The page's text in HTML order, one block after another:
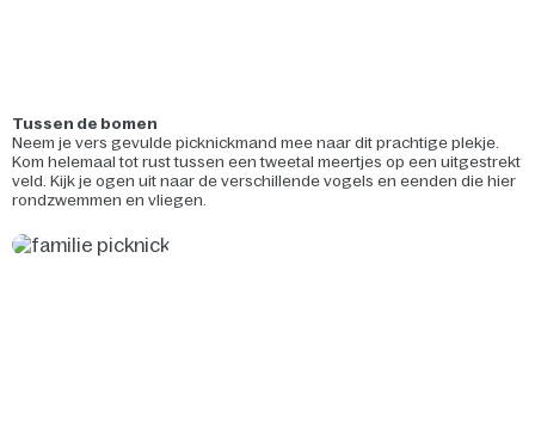
Tussen de bomen
Neem je vers gevulde picknickmand mee naar dit prachtige plekje.
Kom helemaal tot rust tussen een tweetal meertjes op een uitgestrekt
veld. Kijk je ogen uit naar de verschillende vogels en eenden die hier
rondzwemmen en vliegen.